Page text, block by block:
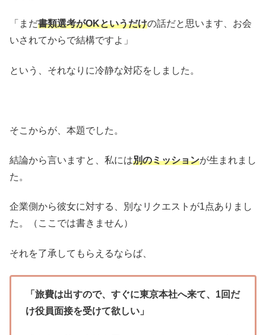
「まだ書類選考がOKというだけの話だと思います、お会
いされてからで結構ですよ」
という、それなりに冷静な対応をしました。
そこからが、本題でした。
結論から言いますと、私には別のミッションが生まれまし
た。
企業側から彼女に対する、別なリクエストが1点ありまし
た。（ここでは書きません）
それを了承してもらえるならば、
「旅費は出すので、すぐに東京本社へ来て、1回だ
け役員面接を受けて欲しい」